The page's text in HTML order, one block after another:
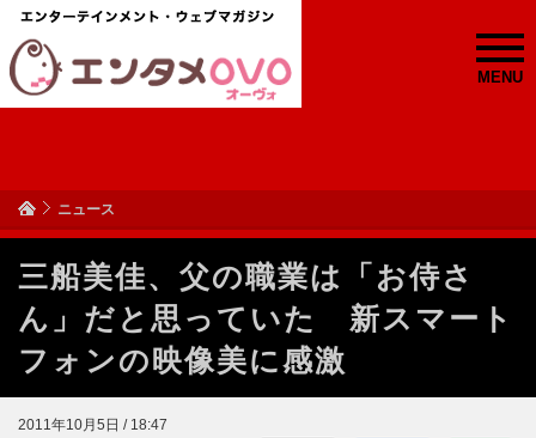
MENU
ニュース
三船美佳、父の職業は「お侍さ
ん」だと思っていた 新スマート
フォンの映像美に感激
2011年10月5日 / 18:47